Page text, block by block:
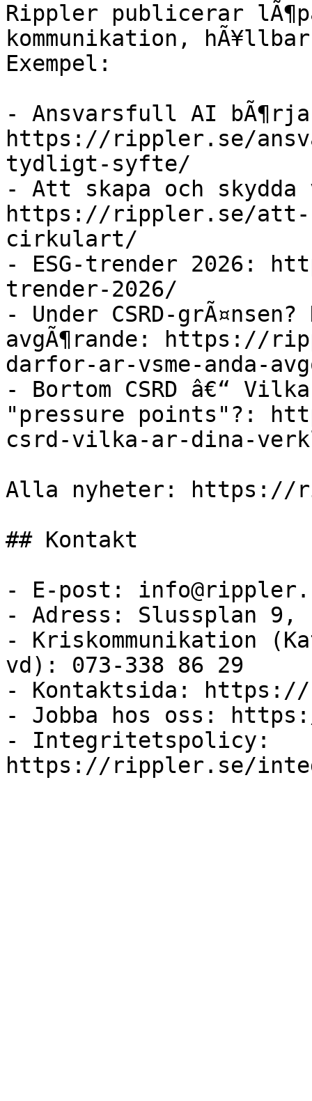
Rippler publicerar
kommunikation,
Exempel:
- Ansvarsfull AI
https://rippler.se/
tydligt-syfte/
- Att skapa och
https://rippler.se/att-
cirkulart/
- ESG-trender 2026:
trender-2026/
- Under CSRD-grÃ¤nsen?
avgÃ¶rande: https://
darfor-ar-vsme-anda-
- Bortom CSRD â€“
"pressure points"?:
csrd-vilka-ar-dina-
Alla nyheter: https://
## Kontakt
- E-post:
- Adress: Slussplan 9,
- Kriskommunikation
vd): 073-338 86 29
- Kontaktsida:
- Jobba hos oss:
- Integritetspolicy: